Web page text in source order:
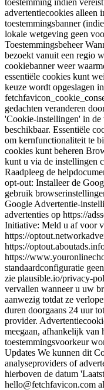
advertentiecookies alleen
toestemmingsbanner
lokale wetgeving geen
Toestemmingsbeheer
bezoekt vanuit een regio
cookiebanner weer
essentiële cookies kunt
keuze wordt opgeslagen
gedachten veranderen
'Cookie-instellingen' in de
beschikbaar. Essentiële
om kernfunctionaliteit te
cookies kunt beheren
kunt u via de instellingen
Raadpleeg de
opt-out: Installeer de
gebruik
Google Advertentie-
advertenties op https://
Initiative: Meld u af voor
https://
https://
https://
standaardconfiguratie
zie plausible.io/privacy-
vervallen wanneer u uw
aanwezig totdat ze
duren doorgaans 24 uur
provider.
meegaan, afhankelijk van
toestemmingsvoorkeur
Updates We kunnen dit
analyseproviders of
hierboven de datum
hello@fetchfavicon.com